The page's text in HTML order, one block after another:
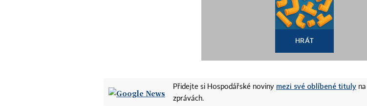
HRÁT
Přidejte si Hospodářské noviny mezi své oblíbené tituly
zprávách.